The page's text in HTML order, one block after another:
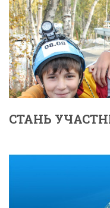
СТАНЬ